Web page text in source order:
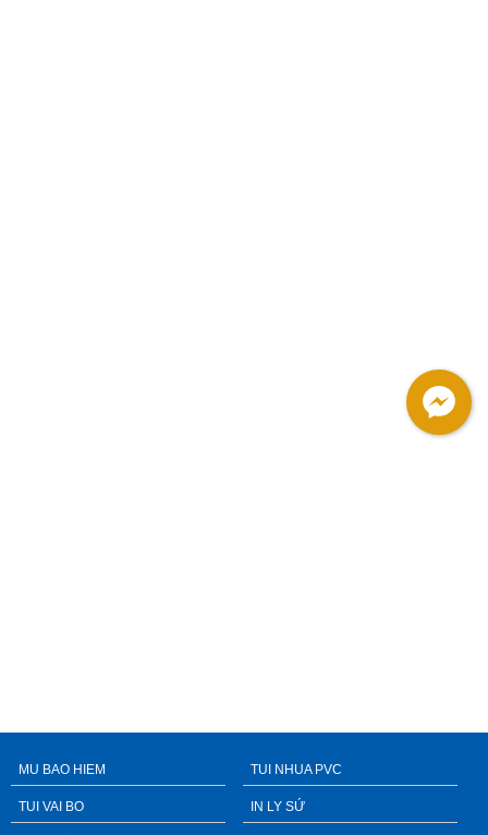
MU BAO HIEM TUI NHUA PVC
TUI VAI BO IN LY SỨ